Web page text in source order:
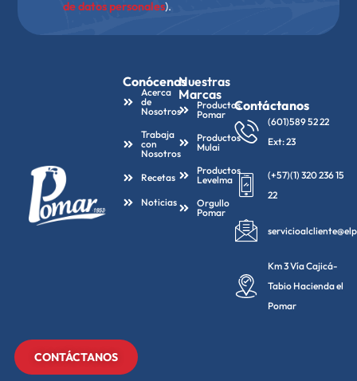
de datos personales).
Conócenos
Acerca
de
Nosotros
Trabaja
con
Nosotros
Recetas
Noticias
Nuestras
Marcas
Productos
Pomar
Productos
Mulai
Productos
Levelma
Orgullo
Pomar
Contáctanos
(601)589 52 22
Ext: 23
(+57)(1) 320 236 15
22
Km 3 Vía Cajicá-
Tabio Hacienda el
Pomar
CONTÁCTANOS